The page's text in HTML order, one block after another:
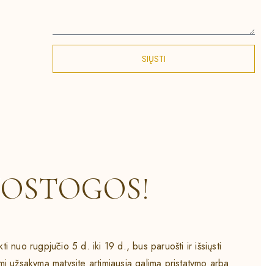
SIŲSTI
nuo rugpjūčio 5 d. iki 19 d., bus paruošti ir išsiųsti
matysite artimiausią galimą pristatymo arba